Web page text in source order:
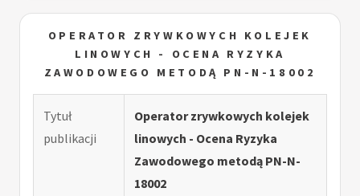
OPERATOR ZRYWKOWYCH KOLEJEK
LINOWYCH - OCENA RYZYKA
ZAWODOWEGO METODĄ PN-N-18002
Tytuł
publikacji
Operator zrywkowych kolejek
linowych - Ocena Ryzyka
Zawodowego metodą PN-N-
18002